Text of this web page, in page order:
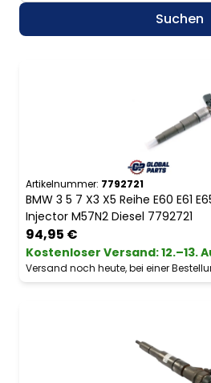
Suchen
Artikelnummer: 7792721
BMW 3 5 7 X3 X5 Reihe E60 E61
Injector M57N2 Diesel 7792721
94,95 €
Kostenloser Versand:12.–13.
Versand noch heute, bei einer